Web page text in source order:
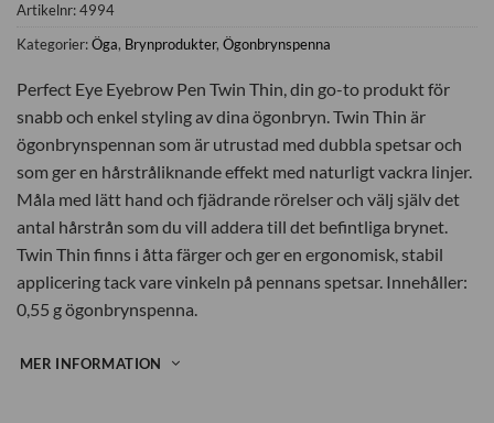
Artikelnr:4994
Kategorier:Öga, Brynprodukter, Ögonbrynspenna
Perfect Eye Eyebrow Pen Twin Thin, din go-to produkt för
snabb och enkel styling av dina ögonbryn. Twin Thin är
ögonbrynspennan som är utrustad med dubbla spetsar och
som ger en hårstråliknande effekt med naturligt vackra linjer.
Måla med lätt hand och fjädrande rörelser och välj själv det
antal hårstrån som du vill addera till det befintliga brynet.
Twin Thin finns i åtta färger och ger en ergonomisk, stabil
applicering tack vare vinkeln på pennans spetsar. Innehåller:
0,55 g ögonbrynspenna.
MER INFORMATION